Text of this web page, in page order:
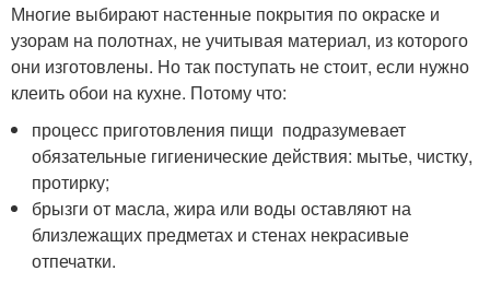
Многие выбирают настенные покрытия по окраске и
узорам на полотнах, не учитывая материал, из которого
они изготовлены. Но так поступать не стоит, если нужно
клеить обои на кухне. Потому что:
процесс приготовления пищи подразумевает
обязательные гигиенические действия: мытье, чистку,
протирку;
брызги от масла, жира или воды оставляют на
близлежащих предметах и стенах некрасивые
отпечатки.